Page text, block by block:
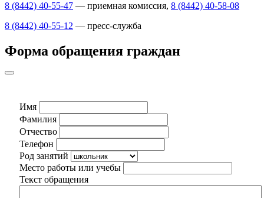
8 (8442) 40-55-47 — приемная комиссия, 8 (8442) 40-58-08
8 (8442) 40-55-12 — пресс-служба
Форма обращения граждан
Имя
Фамилия
Отчество
Телефон
Род занятий
Место работы или учебы
Текст обращения